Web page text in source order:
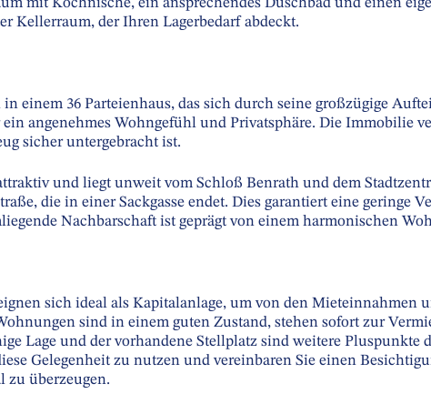
mit Kochnische, ein ansprechendes Duschbad und einen
Kellerraum, der Ihren Lagerbedarf abdeckt.
einem 36 Parteienhaus, das sich durch seine großzügige
angenehmes Wohngefühl und Privatsphäre. Die Immobilie
sicher untergebracht ist.
und liegt unweit vom Schloß Benrath und dem
die in einer Sackgasse endet. Dies garantiert eine geringe
Nachbarschaft ist geprägt von einem harmonischen
sich ideal als Kapitalanlage, um von den Mieteinnahmen
sind in einem guten Zustand, stehen sofort zur
Lage und der vorhandene Stellplatz sind weitere Pluspunkte
Gelegenheit zu nutzen und vereinbaren Sie einen
zu überzeugen.